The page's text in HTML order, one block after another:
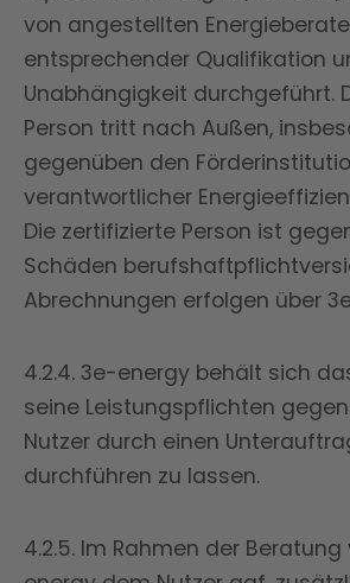
von angestellten
entsprechender Qualifikation
Unabhängigkeit durchgeführt.
Person tritt nach Außen,
gegenüben den
verantwortlicher
Die zertifizierte Person ist
Schäden
Abrechnungen erfolgen über
4.2.4. 3e-energy behält sich
seine Leistungspflichten
Nutzer durch einen
durchführen zu lassen.
4.2.5. Im Rahmen der